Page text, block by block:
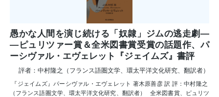
愚かな人間を演じ続ける「奴隷」ジムの逃走劇―
―ピュリツァー賞＆全米図書賞受賞の話題作、パ
ーシヴァル・エヴェレット『ジェイムズ』書評
評者：中村隆之（フランス語圏文学、環太平洋文化研究、翻訳者）
『ジェイムズ』パーシヴァル・エヴェレット 著木原善彦 訳 評：中村隆之
（フランス語圏文学、環太平洋文化研究、翻訳者） 全米図書賞、ピュリツ